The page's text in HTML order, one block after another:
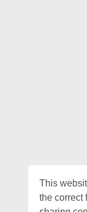
This
the correct